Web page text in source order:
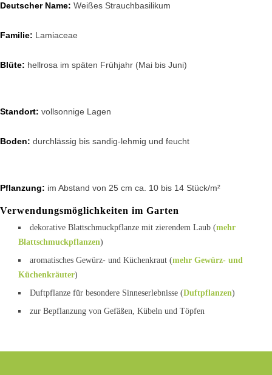
Deutscher Name: Weißes Strauchbasilikum
Familie: Lamiaceae
Blüte: hellrosa im späten Frühjahr (Mai bis Juni)
Standort: vollsonnige Lagen
Boden: durchlässig bis sandig-lehmig und feucht
Pflanzung: im Abstand von 25 cm ca. 10 bis 14 Stück/m²
Verwendungsmöglichkeiten im Garten
dekorative Blattschmuckpflanze mit zierendem Laub (mehr
Blattschmuckpflanzen)
aromatisches Gewürz- und Küchenkraut (mehr Gewürz- und
Küchenkräuter)
Duftpflanze für besondere Sinneserlebnisse (Duftpflanzen)
zur Bepflanzung von Gefäßen, Kübeln und Töpfen